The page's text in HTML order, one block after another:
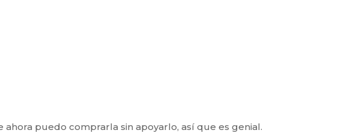
puedo comprarla sin apoyarlo, así que es genial.